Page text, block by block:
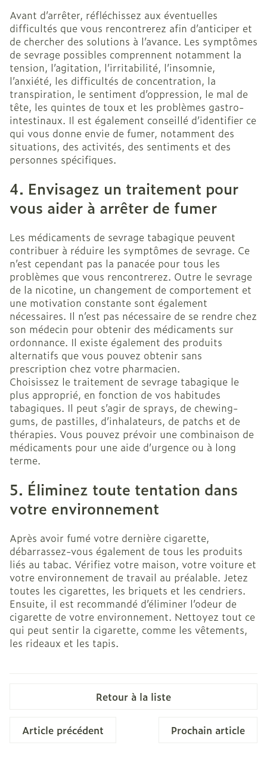
Avant d’arrêter, réfléchissez aux éventuelles
difficultés que vous rencontrerez afin d’anticiper et
de chercher des solutions à l’avance. Les symptômes
de sevrage possibles comprennent notamment la
tension, l’agitation, l’irritabilité, l’insomnie,
l’anxiété, les difficultés de concentration, la
transpiration, le sentiment d’oppression, le mal de
tête, les quintes de toux et les problèmes gastro-
intestinaux. Il est également conseillé d’identifier ce
qui vous donne envie de fumer, notamment des
situations, des activités, des sentiments et des
personnes spécifiques.
4. Envisagez un traitement pour
vous aider à arrêter de fumer
Les médicaments de sevrage tabagique peuvent
contribuer à réduire les symptômes de sevrage. Ce
n’est cependant pas la panacée pour tous les
problèmes que vous rencontrerez. Outre le sevrage
de la nicotine, un changement de comportement et
une motivation constante sont également
nécessaires. Il n’est pas nécessaire de se rendre chez
son médecin pour obtenir des médicaments sur
ordonnance. Il existe également des produits
alternatifs que vous pouvez obtenir sans
prescription chez votre pharmacien.
Choisissez le traitement de sevrage tabagique le
plus approprié, en fonction de vos habitudes
tabagiques. Il peut s’agir de sprays, de chewing-
gums, de pastilles, d’inhalateurs, de patchs et de
thérapies. Vous pouvez prévoir une combinaison de
médicaments pour une aide d’urgence ou à long
terme.
5. Éliminez toute tentation dans
votre environnement
Après avoir fumé votre dernière cigarette,
débarrassez-vous également de tous les produits
liés au tabac. Vérifiez votre maison, votre voiture et
votre environnement de travail au préalable. Jetez
toutes les cigarettes, les briquets et les cendriers.
Ensuite, il est recommandé d’éliminer l’odeur de
cigarette de votre environnement. Nettoyez tout ce
qui peut sentir la cigarette, comme les vêtements,
les rideaux et les tapis.
Retour à la liste
Article précédent Prochain article